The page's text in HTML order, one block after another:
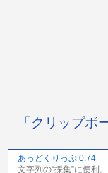
「クリップボ
あっどくりっぷ 0.74
文字列の“採集”に便利